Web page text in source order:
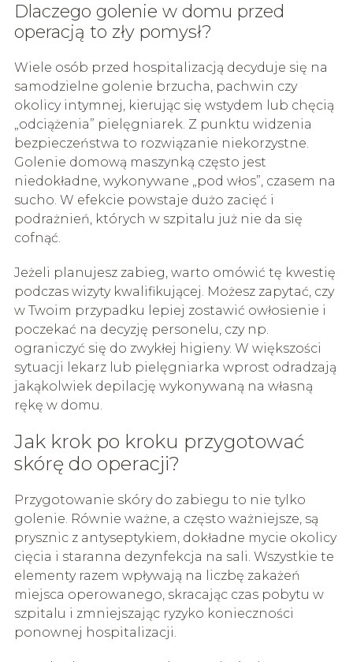
Dlaczego golenie w domu przed
operacją to zły pomysł?
Wiele osób przed hospitalizacją decyduje się na
samodzielne golenie brzucha, pachwin czy
okolicy intymnej, kierując się wstydem lub chęcią
„odciążenia” pielęgniarek. Z punktu widzenia
bezpieczeństwa to rozwiązanie niekorzystne.
Golenie domową maszynką często jest
niedokładne, wykonywane „pod włos”, czasem na
sucho. W efekcie powstaje dużo zacięć i
podrażnień, których w szpitalu już nie da się
cofnąć.
Jeżeli planujesz zabieg, warto omówić tę kwestię
podczas wizyty kwalifikującej. Możesz zapytać, czy
w Twoim przypadku lepiej zostawić owłosienie i
poczekać na decyzję personelu, czy np.
ograniczyć się do zwykłej higieny. W większości
sytuacji lekarz lub pielęgniarka wprost odradzają
jakąkolwiek depilację wykonywaną na własną
rękę w domu.
Jak krok po kroku przygotować
skórę do operacji?
Przygotowanie skóry do zabiegu to nie tylko
golenie. Równie ważne, a często ważniejsze, są
prysznic z antyseptykiem, dokładne mycie okolicy
cięcia i staranna dezynfekcja na sali. Wszystkie te
elementy razem wpływają na liczbę zakażeń
miejsca operowanego, skracając czas pobytu w
szpitalu i zmniejszając ryzyko konieczności
ponownej hospitalizacji.